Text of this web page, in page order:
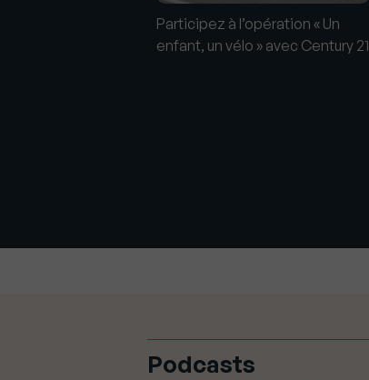
Participez à l’opération « Un
enfant, un vélo » avec Century 21
Podcasts